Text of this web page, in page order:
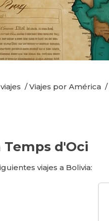
/Viajes por América /
Temps d'Oci
viajes a Bolivia: